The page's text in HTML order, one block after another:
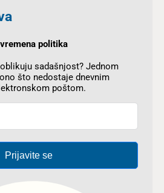
politika
sadašnjost? Jednom
što nedostaje dnevnim
poštom.
Prijavite se